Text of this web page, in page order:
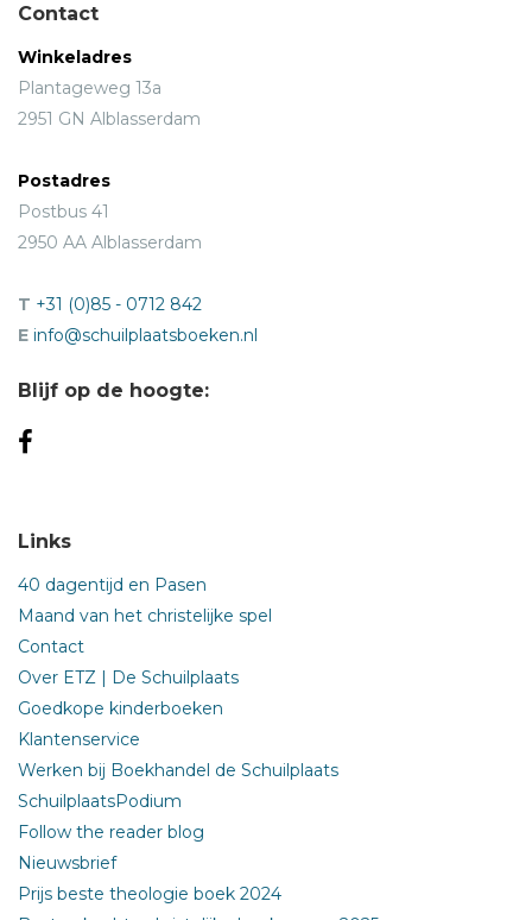
Contact
Winkeladres
Plantageweg 13a
2951 GN Alblasserdam
Postadres
Postbus 41
2950 AA Alblasserdam
T +31 (0)85 - 0712 842
E info@schuilplaatsboeken.nl
Blijf op de hoogte:
Links
40 dagentijd en Pasen
Maand van het christelijke spel
Contact
Over ETZ | De Schuilplaats
Goedkope kinderboeken
Klantenservice
Werken bij Boekhandel de Schuilplaats
SchuilplaatsPodium
Follow the reader blog
Nieuwsbrief
Prijs beste theologie boek 2024